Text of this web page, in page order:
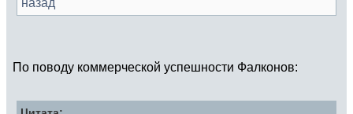
По поводу коммерческой успешности Фалконов: